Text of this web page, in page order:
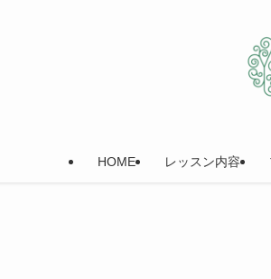
HOME レッスン内容